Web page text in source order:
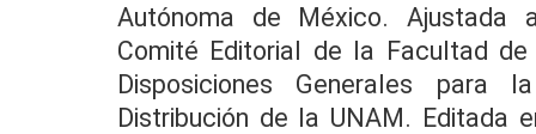
Autónoma de México. Ajustada
Comité Editorial de la Facultad
Disposiciones Generales para
Distribución de la UNAM. Editada